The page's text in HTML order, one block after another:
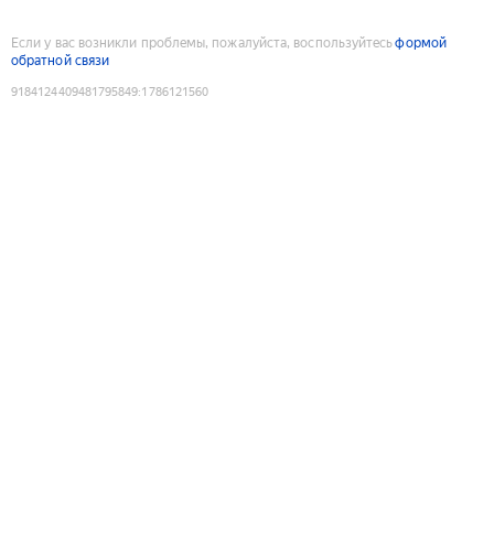
Если у вас возникли проблемы, пожалуйста, воспользуйтесьформой
обратной связи
9184124409481795849:1786121560